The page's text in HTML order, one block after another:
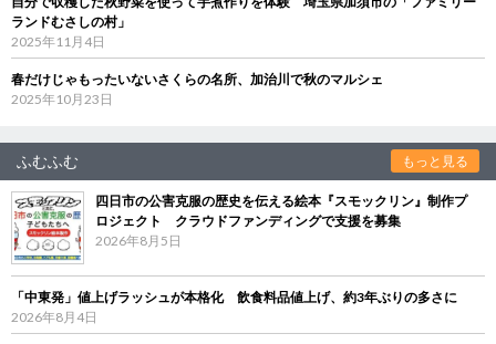
ランドむさしの村」
2025年11月4日
春だけじゃもったいないさくらの名所、加治川で秋のマルシェ
2025年10月23日
ふむふむ もっと見る
四日市の公害克服の歴史を伝える絵本『スモックリン』制作プ
ロジェクト クラウドファンディングで支援を募集
2026年8月5日
「中東発」値上げラッシュが本格化 飲食料品値上げ、約3年ぶりの多さに
2026年8月4日